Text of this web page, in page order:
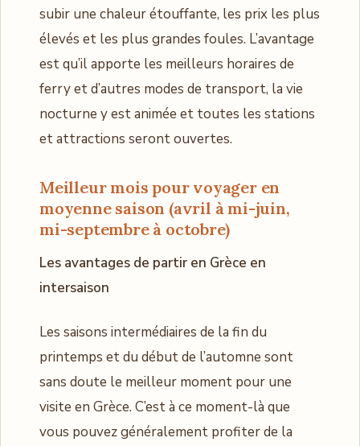
subir une chaleur étouffante, les prix les plus
élevés et les plus grandes foules. L’avantage
est qu’il apporte les meilleurs horaires de
ferry et d’autres modes de transport, la vie
nocturne y est animée et toutes les stations
et attractions seront ouvertes.
Meilleur mois pour voyager en
moyenne saison (avril à mi-juin,
mi-septembre à octobre)
Les avantages de partir en Grèce en
intersaison
Les saisons intermédiaires de la fin du
printemps et du début de l’automne sont
sans doute le meilleur moment pour une
visite en Grèce. C’est à ce moment-là que
vous pouvez généralement profiter de la